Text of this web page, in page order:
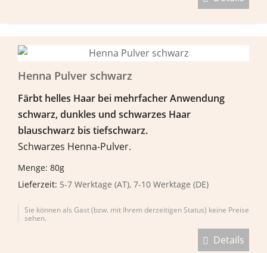
Henna Pulver schwarz
Färbt helles Haar bei mehrfacher Anwendung
schwarz, dunkles und schwarzes Haar
blauschwarz bis tiefschwarz.
Schwarzes Henna-Pulver.
Menge: 80g
Lieferzeit: 5-7 Werktage (AT), 7-10 Werktage (DE)
Sie können als Gast (bzw. mit Ihrem derzeitigen Status) keine Preise
sehen.
Details